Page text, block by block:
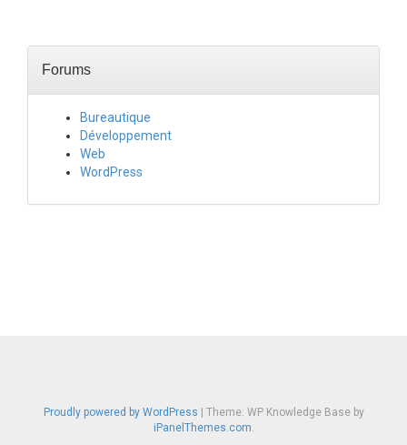
Forums
Bureautique
Développement
Web
WordPress
Proudly powered by WordPress
Theme: WP Knowledge Base by
iPanelThemes.com.